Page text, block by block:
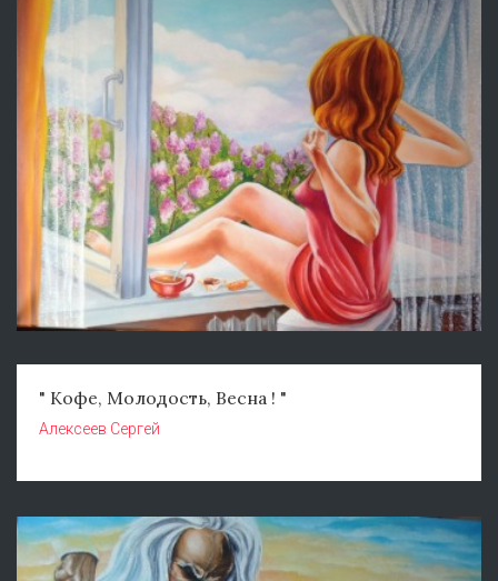
" Кофе, Молодость, Весна ! "
Алексеев Сергей